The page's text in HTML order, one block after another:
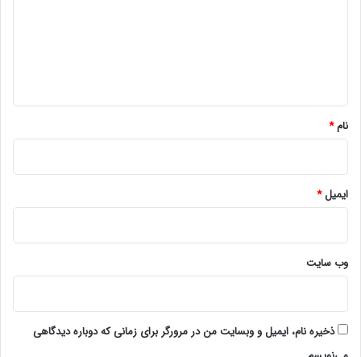
نام*
ایمیل*
وب‌ سایت
ذخیره نام، ایمیل و وبسایت من در مرورگر برای زمانی که دوباره دیدگاهی